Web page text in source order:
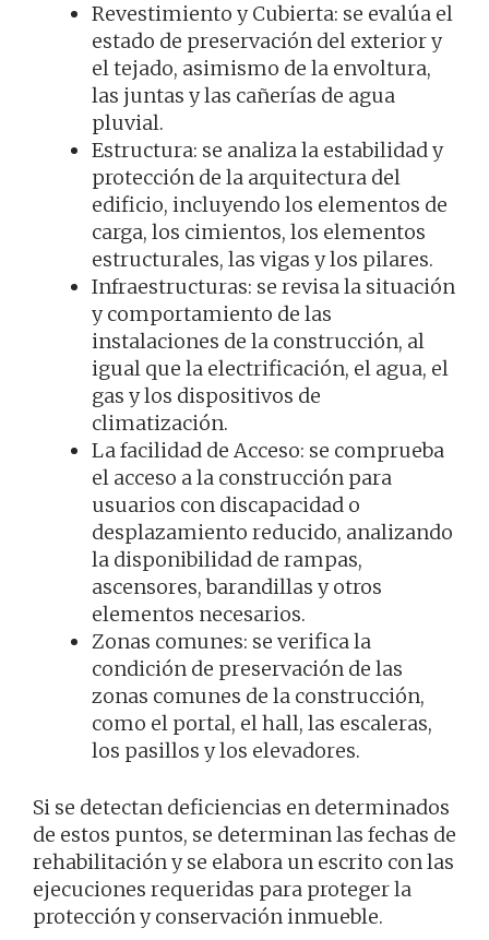
Revestimiento y Cubierta: se evalúa el
estado de preservación del exterior y
el tejado, asimismo de la envoltura,
las juntas y las cañerías de agua
pluvial.
Estructura: se analiza la estabilidad y
protección de la arquitectura del
edificio, incluyendo los elementos de
carga, los cimientos, los elementos
estructurales, las vigas y los pilares.
Infraestructuras: se revisa la situación
y comportamiento de las
instalaciones de la construcción, al
igual que la electrificación, el agua, el
gas y los dispositivos de
climatización.
La facilidad de Acceso: se comprueba
el acceso a la construcción para
usuarios con discapacidad o
desplazamiento reducido, analizando
la disponibilidad de rampas,
ascensores, barandillas y otros
elementos necesarios.
Zonas comunes: se verifica la
condición de preservación de las
zonas comunes de la construcción,
como el portal, el hall, las escaleras,
los pasillos y los elevadores.
Si se detectan deficiencias en determinados
de estos puntos, se determinan las fechas de
rehabilitación y se elabora un escrito con las
ejecuciones requeridas para proteger la
protección y conservación inmueble.